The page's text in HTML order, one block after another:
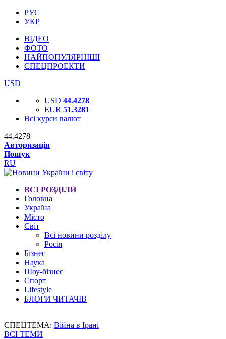
РУС
УКР
ВІДЕО
ФОТО
НАЙПОПУЛЯРНІШІ
СПЕЦПРОЕКТИ
USD
USD 44.4278
EUR 51.3281
Всі курси валют
44.4278
Авторизація
Пошук
RU
ВСІ РОЗДІЛИ
Головна
Україна
Місто
Світ
Всі новини розділу
Росія
Бізнес
Наука
Шоу-бізнес
Спорт
Lifestyle
БЛОГИ ЧИТАЧІВ
СПЕЦТЕМА: Війна в Ірані
ВСІ ТЕМИ